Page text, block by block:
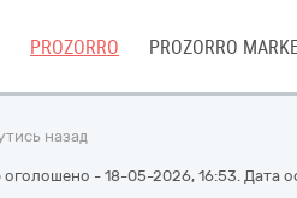
PROZORRO PROZORRO
назад
- 18-05-2026, 16:53. Дата